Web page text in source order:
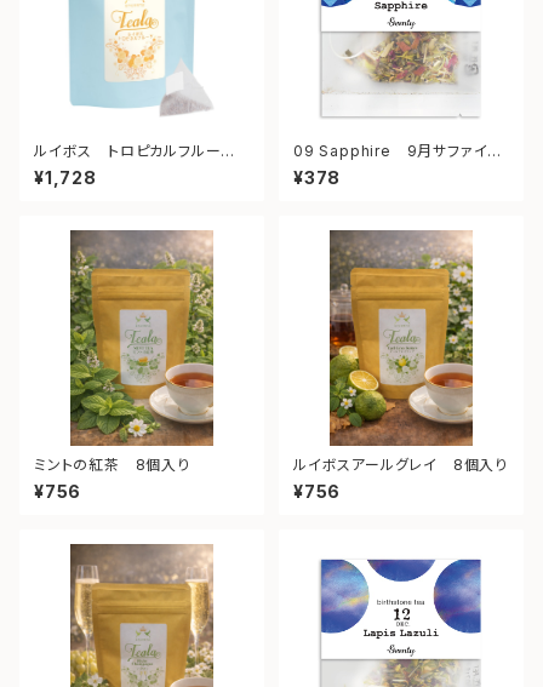
ルイボス トロピカルフルー
ツ ティーバッグ 25個入り
¥1,728
09 Sapphire 9月サファイ
ア スモールサイズ 2gティバ
ッグ×2
¥378
ミントの紅茶 8個入り
¥756
ルイボスアールグレイ 8個入り
¥756